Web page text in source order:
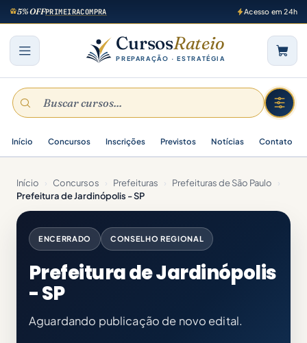
5% OFFPRIMEIRACOMPRA Acesso em 24h
CursosRateio
PREPARAÇÃO · ESTRATÉGIA
Início Concursos Inscrições Previstos Notícias Contato
Início › Concursos › Prefeituras › Prefeituras de São Paulo
›
Prefeitura de Jardinópolis - SP
ENCERRADO CONSELHO REGIONAL
Prefeitura de Jardinópolis
- SP
Aguardando publicação de novo edital.